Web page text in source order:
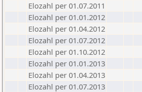
Elozahl per 01.07.2011
Elozahl per 01.01.2012
Elozahl per 01.04.2012
Elozahl per 01.07.2012
Elozahl per 01.10.2012
Elozahl per 01.01.2013
Elozahl per 01.04.2013
Elozahl per 01.07.2013